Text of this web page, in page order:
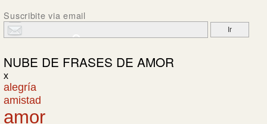
Suscribite via email
NUBE DE FRASES DE AMOR
x
alegría
amistad
amor